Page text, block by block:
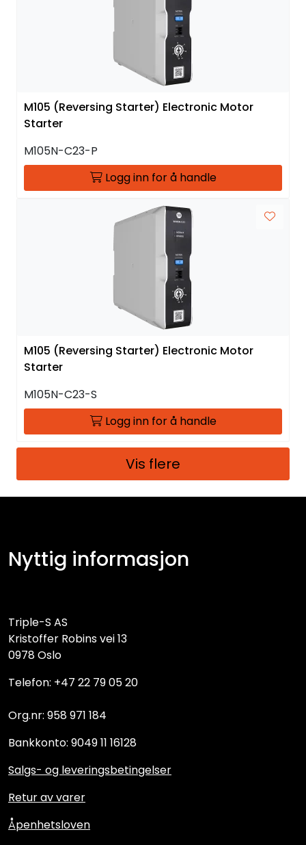
M105 (Reversing Starter) Electronic Motor
Starter
M105N-C23-P
Logg inn for å handle
M105 (Reversing Starter) Electronic Motor
Starter
M105N-C23-S
Logg inn for å handle
Vis flere
Nyttig informasjon
Triple-S AS
Kristoffer Robins vei 13
0978 Oslo
Telefon: +47 22 79 05 20
Org.nr: 958 971 184
Bankkonto: 9049 11 16128
Salgs- og leveringsbetingelser
Retur av varer
Åpenhetsloven